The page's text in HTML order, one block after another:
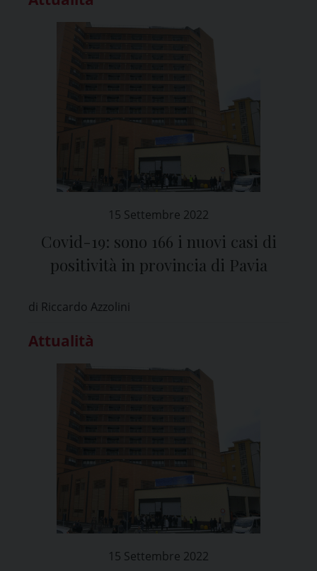
15 Settembre 2022
Covid-19: sono 166 i nuovi casi di
positività in provincia di Pavia
di Riccardo Azzolini
Attualità
15 Settembre 2022